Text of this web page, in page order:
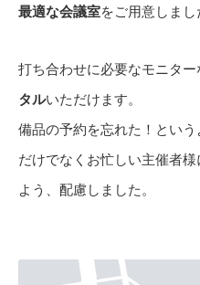
最適な会議室をご用意しまし
打ち合わせに必要なモニタ
タルいただけます。
備品の予約を忘れた！とい
だけでなくお忙しい主催者
よう、配慮しました。